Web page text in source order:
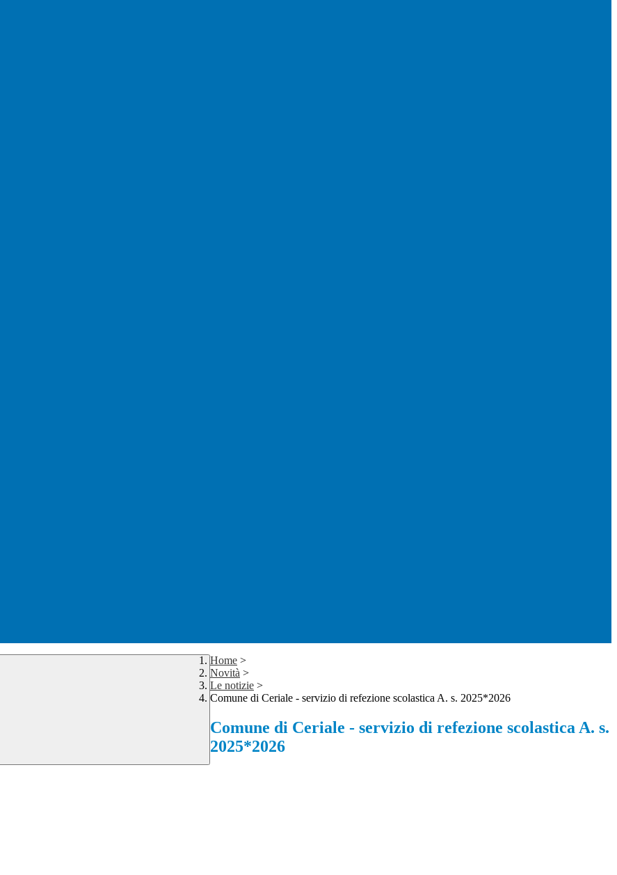
Home >
Novità >
Le notizie >
Comune di Ceriale - servizio di refezione scolastica A. s. 2025*2026
Comune di Ceriale - servizio di refezione scolastica A. s.
2025*2026